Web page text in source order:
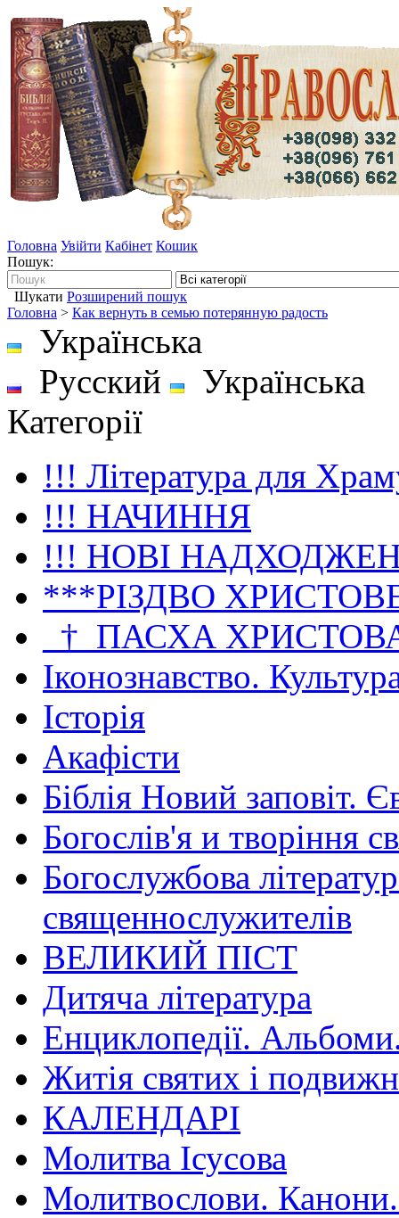
Головна Увійти Кабінет Кошик
Пошук:
Шукати Розширений пошук
Головна > Как вернуть в семью потерянную радость
Українська
Русский
Українська
Категорії
!!! Література для
!!! НАЧИННЯ
!!! НОВІ
***РІЗДВО
_†_ПАСХА
Іконознавство.
Історія
Акафісти
Біблія Новий заповіт.
Богослів'я и творіння
Богослужбова
священнослужителів
ВЕЛИКИЙ ПІСТ
Дитяча література
Енциклопедії.
Житія святих і
КАЛЕНДАРІ
Молитва Ісусова
Молитвослови.